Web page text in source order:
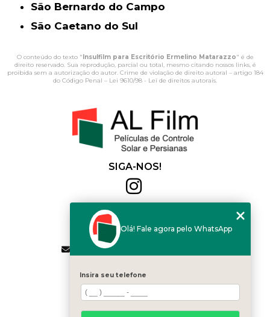
São Bernardo do Campo
São Caetano do Sul
O conteúdo do texto " Insulfilm para Escritório Ermelino Matarazzo" é de
direito reservado. Sua reprodução, parcial ou total, mesmo citando nossos links, é
proibida sem a autorização do autor. Crime de violação de direito autoral – artigo 184
do Código Penal – Lei 9610/98 - Lei de direitos autorais.
SIGA-NOS!
(11) 2564-4684
(11) 94168-2041
contato.vendas@alfilm.com.br
MENU
HOME
QUEM SOMOS
SERVIÇOS
Olá! Fale agora pelo WhatsApp
Insira seu telefone